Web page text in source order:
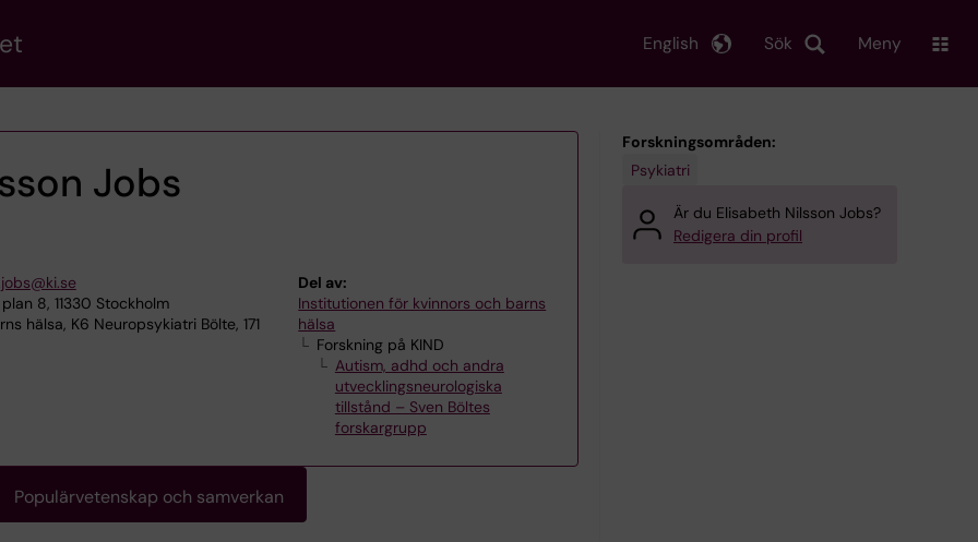
Sök
English Meny
Jobs
8, 11330 Stockholm
hälsa, K6 Neuropsykiatri Bölte, 171
Del av:
Institutionen för kvinnors och barns
hälsa
Forskning på KIND
Autism, adhd och andra
utvecklingsneurologiska
tillstånd – Sven Böltes
forskargrupp
Populärvetenskap och samverkan
Forskningsområden:
Psykiatri
Är du Elisabeth Nilsson Jobs?
Redigera din profil